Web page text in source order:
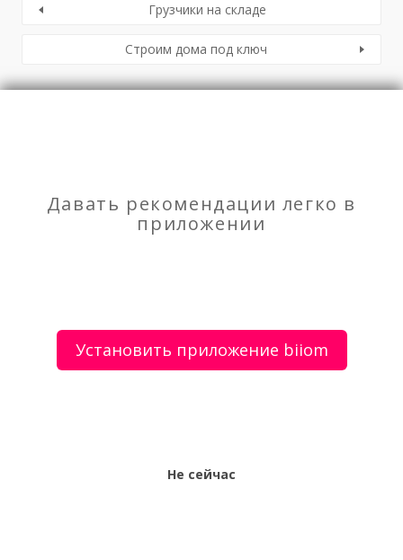
Грузчики на складе
Строим дома под ключ
Оплата услуг сервиса biiom означает согласие с офертой.
Давать рекомендации легко в
приложении
Установить приложение biiom
Не сейчас